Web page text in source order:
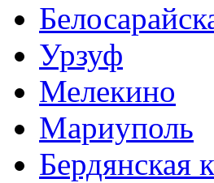
Урзуф
Мелекино
Мариуполь
Бердянская